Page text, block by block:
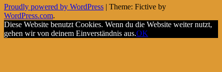
Proudly powered by WordPress | Theme: Fictive by
WordPress.com.
Diese Website benutzt Cookies. Wenn du die Website weiter nutzt,
gehen wir von deinem Einverständnis aus.OK